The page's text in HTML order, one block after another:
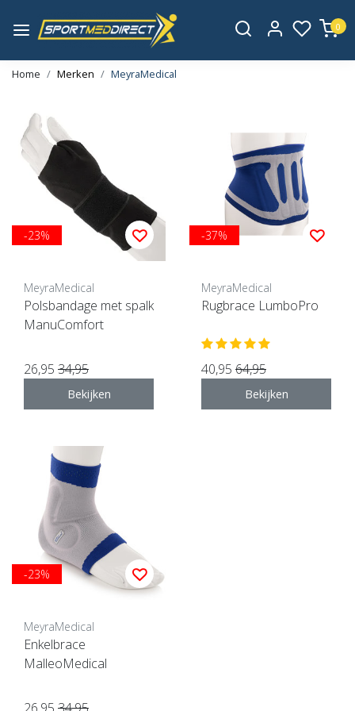
0
Home Merken MeyraMedical
-23%
MeyraMedical
Polsbandage met spalk
ManuComfort
26,95 34,95
Bekijken
-37%
MeyraMedical
Rugbrace LumboPro
40,95 64,95
Bekijken
-23%
MeyraMedical
Enkelbrace
MalleoMedical